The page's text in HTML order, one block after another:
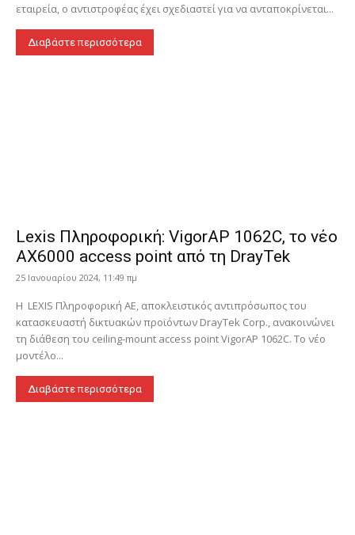
εταιρεία, ο αντιστροφέας έχει σχεδιαστεί για να ανταποκρίνεται...
Διαβάστε περισσότερα
Lexis Πληροφορική: VigorAP 1062C, το νέο
AX6000 access point από τη DrayTek
25 Ιανουαρίου 2024, 11:49 πμ
Η LEXIS Πληροφορική ΑΕ, αποκλειστικός αντιπρόσωπος του
κατασκευαστή δικτυακών προϊόντων DrayTek Corp., ανακοινώνει
τη διάθεση του ceiling-mount access point VigorAP 1062C. Το νέο
μοντέλο...
Διαβάστε περισσότερα